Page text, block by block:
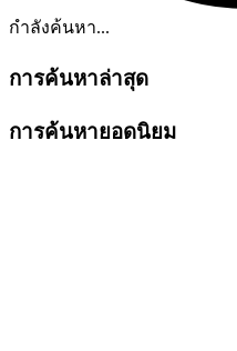
กำลังค้นหา...
การค้นหาล่าสุด
การค้นหายอดนิยม